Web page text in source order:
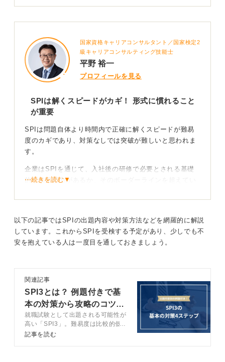
国家資格キャリアコンサルタント／国家検定2
級キャリアコンサルティング技能士
平野 裕一
プロフィールを見る
SPIは解くスピードがカギ！ 形式に慣れること
が重要
SPIは問題自体より時間内で正確に解くスピードが難易
度のカギであり、対策なしでは突破が難しいと思われま
す。
企業はSPIを通じて、入社後の研修で必要とされる基礎
的な知的能力があるか、そのボーダーラインを超えてい
処理能力が問われることを理解しておく必要がありま
パターン把握に注力！ 効率的な対策で点数を伸ばそ
う
な計算力よりも問題パターンを把握し、解法を瞬時に思
い出す力が重要と伝えてきました。まずは参考書などで
全体像を把握しましょう。
SPIは十分な対策で必ず点数が伸びます。出題パターン
に慣れることに注力して効率的に取り組みましょう。
⋯続きを読む▼
以下の記事ではSPIの出題内容や対策方法などを網羅的に解説
しています。これからSPIを受検する予定があり、少しでも不
安を抱えている人は一度目を通しておきましょう。
関連記事
SPI3とは？ 例題付きで基
本の対策から攻略のコツま
で完全網羅
就職試験として出題される可能性が
高い「SPI3」。難易度は比較的低
いですが、油断は禁物です。この記
記事を読む